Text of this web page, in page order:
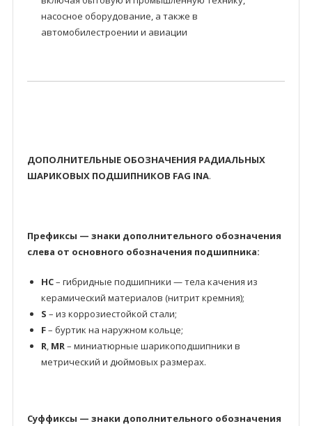
насосное оборудование, а также в
автомобилестроении и авиации
ДОПОЛНИТЕЛЬНЫЕ ОБОЗНАЧЕНИЯ РАДИАЛЬНЫХ
ШАРИКОВЫХ ПОДШИПНИКОВ FAG INA.
Префиксы — знаки дополнительного обозначения
слева от основного обозначения подшипника:
HC– гибридные подшипники — тела качения из
керамический материалов (нитрит кремния);
S – из коррозиестойкой стали;
F– буртик на наружном кольце;
R, MR– миниатюрные шарикоподшипники в
метрический и дюймовых размерах.
Суффиксы — знаки дополнительного обозначения